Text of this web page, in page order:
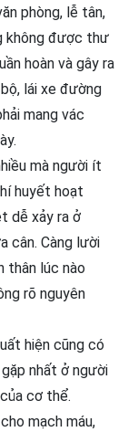
phòng, lễ tân,
không được thư
hoàn và gây ra
lái xe đường
mang vác
mà người ít
huyết hoạt
dễ xảy ra ở
cân. Càng lười
thân lúc nào
rõ nguyên
hiện cũng có
nhất ở người
cơ thể.
mạch máu,